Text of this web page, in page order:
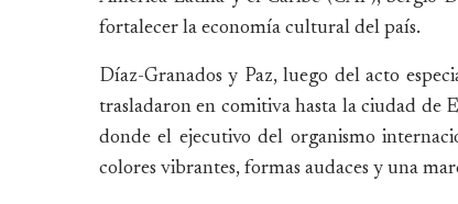
fortalecer la economía cultural del país.
Díaz-Granados y Paz, luego del acto
trasladaron en comitiva hasta la ciudad de
donde el ejecutivo del organismo
colores vibrantes, formas audaces y una